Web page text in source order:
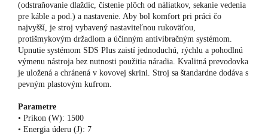
(odstraňovanie dlaždíc, čistenie plôch od náliatkov, sekanie vedenia
pre káble a pod.) a nastavenie. Aby bol komfort pri práci čo
najvyšší, je stroj vybavený nastaviteľnou rukoväťou,
protišmykovým držadlom a účinným antivibračným systémom.
Upnutie systémom SDS Plus zaistí jednoduchú, rýchlu a pohodlnú
výmenu nástroja bez nutnosti použitia náradia. Kvalitná prevodovka
je uložená a chránená v kovovej skrini. Stroj sa štandardne dodáva s
pevným plastovým kufrom.
Parametre
• Príkon (W): 1500
• Energia úderu (J): 7